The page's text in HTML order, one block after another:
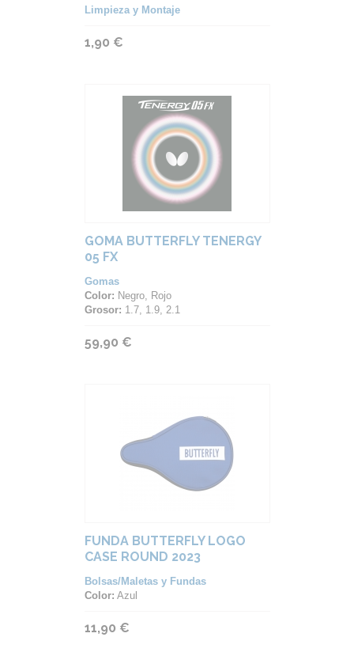
Limpieza y Montaje
1,90 €
GOMA BUTTERFLY TENERGY
05 FX
Gomas
Color: Negro, Rojo
Grosor: 1.7, 1.9, 2.1
59,90 €
FUNDA BUTTERFLY LOGO
CASE ROUND 2023
Bolsas/Maletas y Fundas
Color: Azul
11,90 €